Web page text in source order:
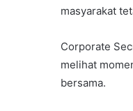
masyarakat
Corporate
melihat
bersama.